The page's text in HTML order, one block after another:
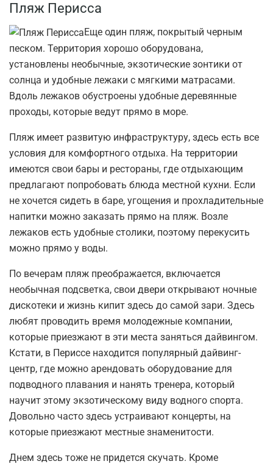
Пляж Перисса
Еще один пляж, покрытый черным
песком. Территория хорошо оборудована,
установлены необычные, экзотические зонтики от
солнца и удобные лежаки с мягкими матрасами.
Вдоль лежаков обустроены удобные деревянные
проходы, которые ведут прямо в море.
Пляж имеет развитую инфраструктуру, здесь есть все
условия для комфортного отдыха. На территории
имеются свои бары и рестораны, где отдыхающим
предлагают попробовать блюда местной кухни. Если
не хочется сидеть в баре, угощения и прохладительные
напитки можно заказать прямо на пляж. Возле
лежаков есть удобные столики, поэтому перекусить
можно прямо у воды.
По вечерам пляж преображается, включается
необычная подсветка, свои двери открывают ночные
дискотеки и жизнь кипит здесь до самой зари. Здесь
любят проводить время молодежные компании,
которые приезжают в эти места заняться дайвингом.
Кстати, в Периссе находится популярный дайвинг-
центр, где можно арендовать оборудование для
подводного плавания и нанять тренера, который
научит этому экзотическому виду водного спорта.
Довольно часто здесь устраивают концерты, на
которые приезжают местные знаменитости.
Днем здесь тоже не придется скучать. Кроме